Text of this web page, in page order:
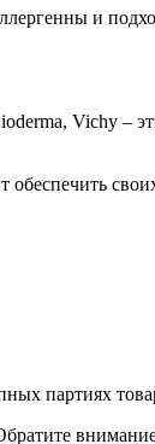
и
Vichy –
партиях